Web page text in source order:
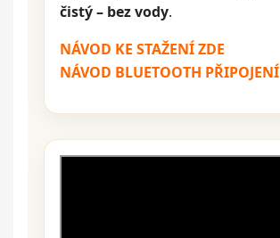
čistý – bez vody.
NÁVOD KE STAŽENÍ ZDE
NÁVOD BLUETOOTH PŘIPOJENÍ